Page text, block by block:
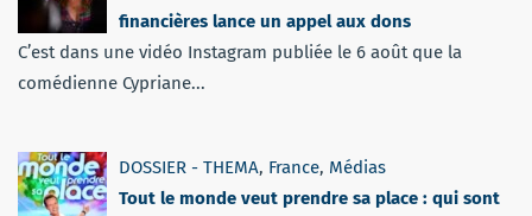
financières lance un appel aux dons
C’est dans une vidéo Instagram publiée le 6 août que la
comédienne Cypriane...
DOSSIER - THEMA, France, Médias
Tout le monde veut prendre sa place : qui sont